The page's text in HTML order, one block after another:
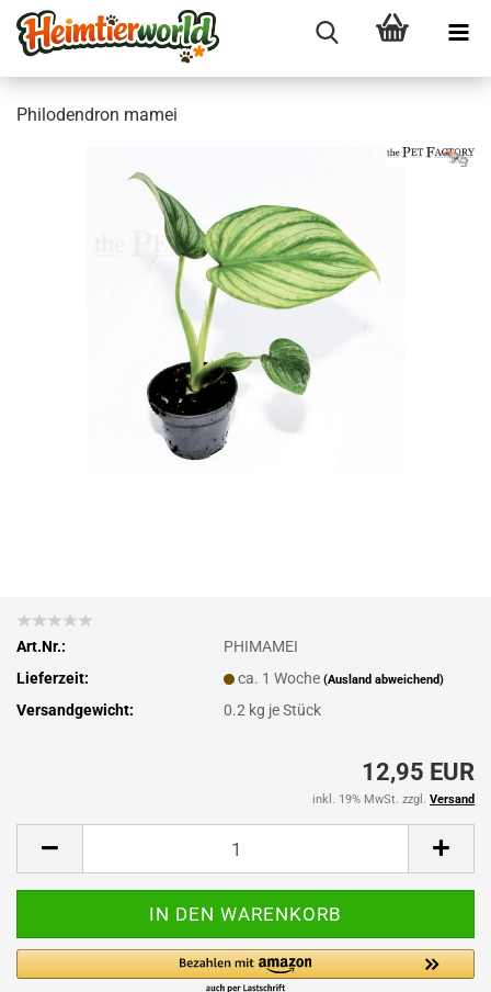
Phi­lo­den­dron mamei
Art.Nr.:
PHIMAMEI
Lieferzeit:
ca. 1 Woche(Ausland abweichend)
Versandgewicht: 0.2 kg je Stück
12,95 EUR
inkl. 19% MwSt. zzgl. Versand